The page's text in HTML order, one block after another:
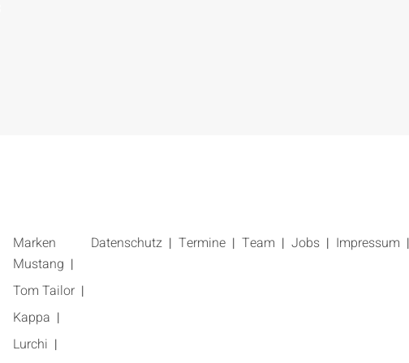
Marken
Mustang
Tom Tailor
Kappa
Lurchi
Datenschutz Termine Team Jobs Impressum